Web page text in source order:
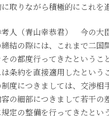
取りながら積極的にこれを
人（青山幸恭君） 今の大
締結の際には、これまで二
の都度行ってきたという
条約を直接適用したという
制度につきましては、交渉
の細部につきまして若干
定の整備を行ってきたとい